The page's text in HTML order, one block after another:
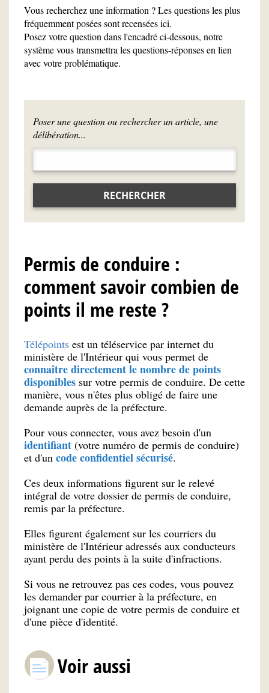
Vous recherchez une information ? Les questions les plus
fréquemment posées sont recensées ici.
Posez votre question dans l'encadré ci-dessous, notre
système vous transmettra les questions-réponses en lien
avec votre problématique.
Poser une question ou rechercher un article, une
délibération...
RECHERCHER
Permis de conduire :
comment savoir combien de
points il me reste ?
Télépoints est un téléservice par internet du
ministère de l'Intérieur qui vous permet de
connaître directement le nombre de points
disponibles sur votre permis de conduire. De cette
manière, vous n'êtes plus obligé de faire une
demande auprès de la préfecture.
Pour vous connecter, vous avez besoin d'un
identifiant (votre numéro de permis de conduire)
et d'un code confidentiel sécurisé.
Ces deux informations figurent sur le relevé
intégral de votre dossier de permis de conduire,
remis par la préfecture.
Elles figurent également sur les courriers du
ministère de l'Intérieur adressés aux conducteurs
ayant perdu des points à la suite d'infractions.
Si vous ne retrouvez pas ces codes, vous pouvez
les demander par courrier à la préfecture, en
joignant une copie de votre permis de conduire et
d'une pièce d'identité.
Voir aussi